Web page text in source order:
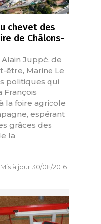
chevet des
de Châlons-
Alain Juppé, de
être, Marine Le
politiques qui
François
la foire agricole
espérant
grâces des
la
à jour 30/08/2016